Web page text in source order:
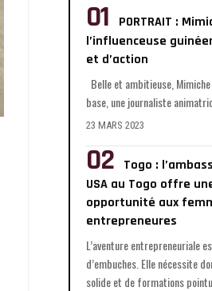
PORTRAIT :
l’influenceuse
et d’action
Belle et ambitieuse,
base, une journaliste
23 MARS 2023
Togo :
USA au Togo offre
opportunité aux
entrepreneures
L’aventure entrepreneuriale
d’embuches. Elle nécessite
solide et de formations